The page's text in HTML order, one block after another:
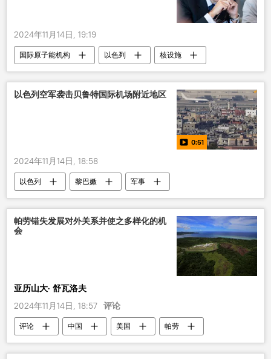
2024年11月14日, 19:19
国际原子能机构 以色列 核设施
以色列空军袭击贝鲁特国际机场附近地区
0:51
2024年11月14日, 18:58
以色列 黎巴嫩
军事
多媒体
视频
帕劳错失发展对外关系并使之多样化的机
会
亚历山大· 舒瓦洛夫
2024年11月14日, 18:57 评论
评论 中国 美国
帕劳
国际